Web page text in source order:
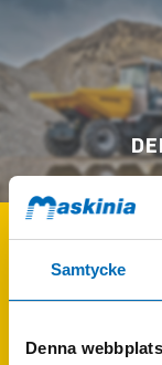
Samtycke
Denna